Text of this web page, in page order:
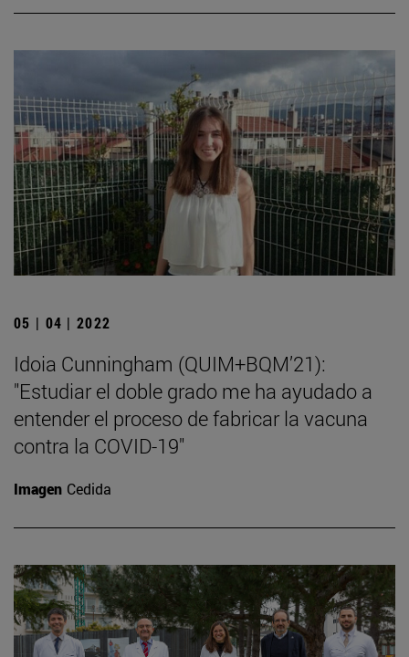
05 | 04 | 2022
Idoia Cunningham (QUIM+BQM’21):
"Estudiar el doble grado me ha ayudado a
entender el proceso de fabricar la vacuna
contra la COVID-19"
Imagen Cedida